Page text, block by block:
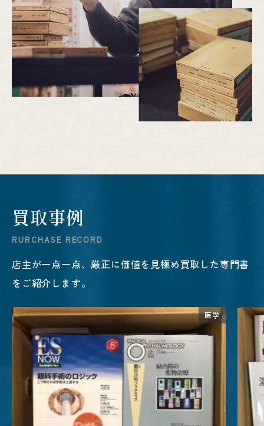
買取事例
RURCHASE RECORD
店主が一点一点、厳正に価値を見極め買取した専門書
をご紹介します。
医学